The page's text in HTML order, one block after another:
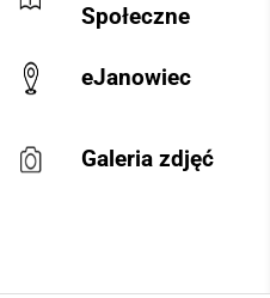
Społeczne
eJanowiec
Galeria zdjęć